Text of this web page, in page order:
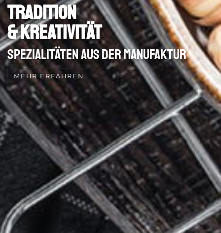
Tradition
& Kreativität
Spezialitäten aus der Manufaktur
MEHR ERFAHREN